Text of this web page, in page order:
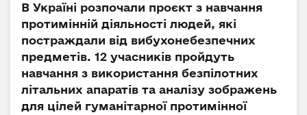
В Україні розпочали проєкт з навчання
протимінній діяльності людей, які
постраждали від вибухонебезпечних
предметів. 12 учасників пройдуть
навчання з використання безпілотних
літальних апаратів та аналізу зображень
для цілей гуманітарної протимінної